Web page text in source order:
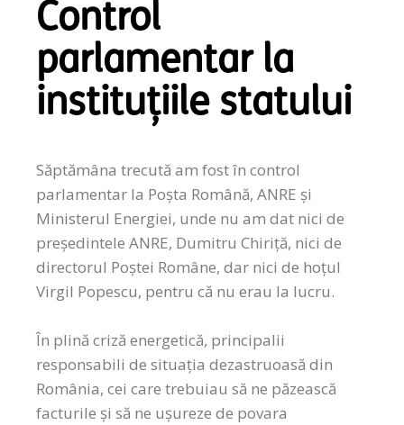
Control
parlamentar la
instituțiile statului
Săptămâna trecută am fost în control
parlamentar la Poșta Română, ANRE și
Ministerul Energiei, unde nu am dat nici de
președintele ANRE, Dumitru Chiriță, nici de
directorul Poștei Române, dar nici de hoțul
Virgil Popescu, pentru că nu erau la lucru.
În plină criză energetică, principalii
responsabili de situația dezastruoasă din
România, cei care trebuiau să ne păzească
facturile și să ne ușureze de povara